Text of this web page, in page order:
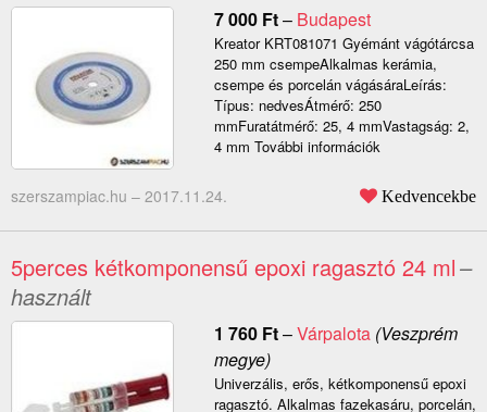
7 000 Ft– Budapest
Kreator KRT081071 Gyémánt vágótárcsa
250 mm csempeAlkalmas kerámia,
csempe és porcelán vágásáraLeírás:
Típus: nedvesÁtmérő: 250
mmFuratátmérő: 25, 4 mmVastagság: 2,
4 mm További információk
szerszampiac.hu – 2017.11.24. Kedvencekbe
5perces kétkomponensű epoxi ragasztó 24 ml–
használt
1 760 Ft–Várpalota(Veszprém
megye)
Univerzális, erős, kétkomponensű epoxi
ragasztó. Alkalmas fazekasáru, porcelán,